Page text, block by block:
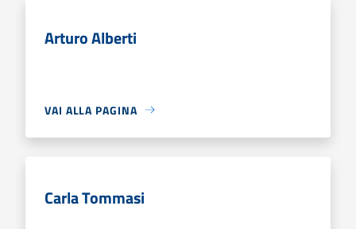
Arturo Alberti
VAI ALLA PAGINA
Carla Tommasi